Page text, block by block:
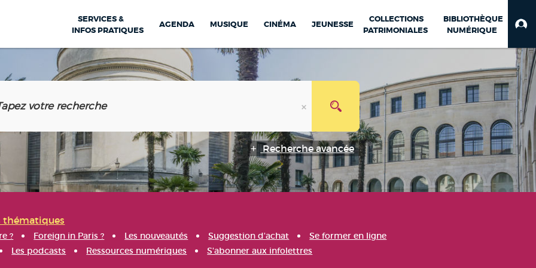
SERVICES &
INFOS PRATIQUES
AGENDA MUSIQUE CINÉMA JEUNESSE
COLLECTIONS
PATRIMONIALES
BIBLIOTHÈQUE
NUMÉRIQUE
Recherche avancée
thématiques
? Foreign in Paris ? Les nouveautés Suggestion d'achat
Se former en ligne
Les podcasts Ressources numériques S'abonner aux infolettres